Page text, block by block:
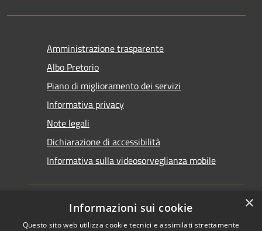
Amministrazione trasparente
Albo Pretorio
Piano di miglioramento dei servizi
Informativa privacy
Note legali
Dichiarazione di accessibilità
Informativa sulla videosorveglianza mobile
×
Informazioni sui cookie
Questo sito web utilizza cookie tecnici e assimilati strettamente